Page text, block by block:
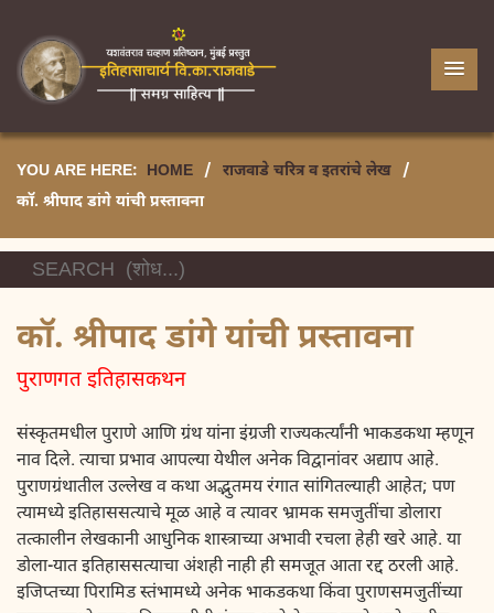
YOU ARE HERE: HOME / राजवाडे चरित्र व इतरांचे लेख /
कॉ. श्रीपाद डांगे यांची प्रस्तावना
कॉ. श्रीपाद डांगे यांची प्रस्तावना
पुराणगत इतिहासकथन
संस्कृतमधील पुराणे आणि ग्रंथ यांना इंग्रजी राज्यकर्त्यांनी भाकडकथा म्हणून
नाव दिले. त्याचा प्रभाव आपल्या येथील अनेक विद्वानांवर अद्याप आहे.
पुराणग्रंथातील उल्लेख व कथा अद्भुतमय रंगात सांगितल्याही आहेत; पण
त्यामध्ये इतिहाससत्याचे मूळ आहे व त्यावर भ्रामक समजुतींचा डोलारा
तत्कालीन लेखकानी आधुनिक शास्त्राच्या अभावी रचला हेही खरे आहे. या
डोला-यात इतिहाससत्याचा अंशही नाही ही समजूत आता रद्द ठरली आहे.
इजिप्तच्या पिरामिड स्तंभामध्ये अनेक भाकडकथा किंवा पुराणसमजुतींच्या